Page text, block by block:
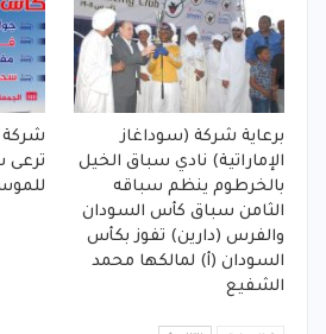
برعاية شركة (سوداغاز
الإماراتية) نادي سباق الخيل
بالخرطوم ينظم سباقه
الثامن سباق كأس السودان
والفرس (دارين) تفوز بكأس
السودان (أ) لمالكها محمد
الشفيع
شركة
ترعى